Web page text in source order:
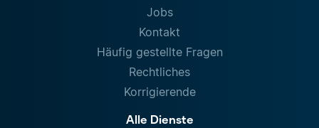
Jobs
Kontakt
Häufig gestellte Fragen
Rechtliches
Korrigierende
Alle Dienste